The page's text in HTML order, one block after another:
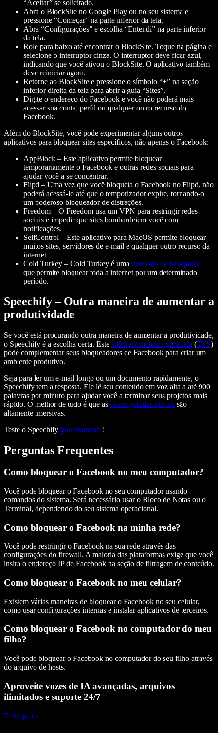
“Aceitar” se solicitado.
Abra o BlockSite no Google Play ou no seu sistema e
pressione “Começar” na parte inferior da tela.
Abra “Configurações” e escolha “Entendi” na parte inferior
da tela.
Role para baixo até encontrar o BlockSite. Toque na página e
selecione o interruptor cinza. O interruptor deve ficar azul,
indicando que você ativou o BlockSite. O aplicativo também
deve reiniciar agora.
Retorne ao BlockSite e pressione o símbolo “+” na seção
inferior direita da tela para abrir a guia “Sites”.
Digite o endereço do Facebook e você não poderá mais
acessar sua conta, perfil ou qualquer outro recurso do
Facebook.
Além do BlockSite, você pode experimentar alguns outros
aplicativos para bloquear sites específicos, não apenas o Facebook:
AppBlock – Este aplicativo permite bloquear
temporariamente o Facebook e outras redes sociais para
ajudar você a se concentrar.
Flipd – Uma vez que você bloqueia o Facebook no Flipd, não
poderá acessá-lo até que o temporizador expire, tornando-o
um poderoso bloqueador de distrações.
Freedom – O Freedom usa um VPN para restringir redes
sociais e impedir que sites bombardeiem você com
notificações.
SelfControl – Este aplicativo para MacOS permite bloquear
muitos sites, servidores de e-mail e qualquer outro recurso da
internet.
Cold Turkey – Cold Turkey é uma extensão de navegador
que permite bloquear toda a internet por um determinado
período.
Speechify – Outra maneira de aumentar a
produtividade
Se você está procurando outra maneira de aumentar a produtividade,
o Speechify é a escolha certa. Este software de texto para fala (TTS)
pode complementar seus bloqueadores de Facebook para criar um
ambiente produtivo.
Seja para ler um e-mail longo ou um documento rapidamente, o
Speechify tem a resposta. Ele lê seu conteúdo em voz alta a até 900
palavras por minuto para ajudar você a terminar seus projetos mais
rápido. O melhor de tudo é que as vozes geradas por IA são
altamente imersivas.
Teste o Speechify gratuitamente!
Perguntas Frequentes
Como bloquear o Facebook no meu computador?
Você pode bloquear o Facebook no seu computador usando
comandos do sistema. Será necessário usar o Bloco de Notas ou o
Terminal, dependendo do seu sistema operacional.
Como bloquear o Facebook na minha rede?
Você pode restringir o Facebook na sua rede através das
configurações do firewall. A maioria das plataformas exige que você
insira o endereço IP do Facebook na seção de filtragem de conteúdo.
Como bloquear o Facebook no meu celular?
Existem várias maneiras de bloquear o Facebook no seu celular,
como usar configurações internas e instalar aplicativos de terceiros.
Como bloquear o Facebook no computador do meu
filho?
Você pode bloquear o Facebook no computador do seu filho através
do arquivo de hosts.
Aproveite vozes de IA avançadas, arquivos
ilimitados e suporte 24/7
Teste grátis